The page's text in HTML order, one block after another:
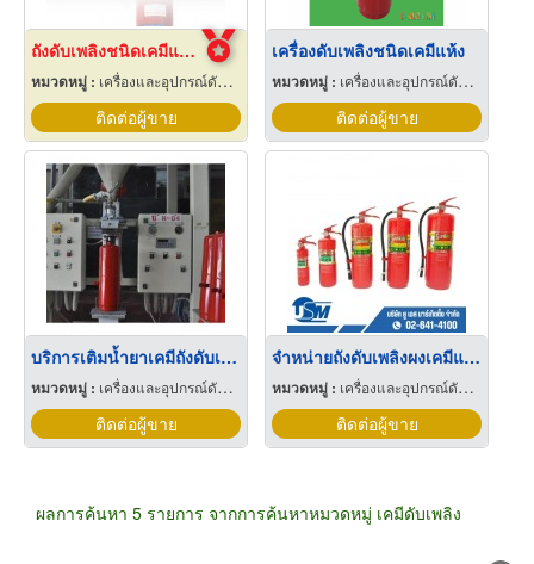
ถังดับเพลิงชนิดเคมีแห้ง สำหรับติดรถยนต์
หมวดหมู่ : เครื่องและอุปกรณ์ดับเพลิง
ติดต่อผู้ขาย
เครื่องดับเพลิงชนิดเคมีแห้ง
หมวดหมู่ : เครื่องและอุปกรณ์ดับเพลิง
ติดต่อผู้ขาย
บริการเติมน้ำยาเคมีถังดับเพลิง
หมวดหมู่ : เครื่องและอุปกรณ์ดับเพลิง
ติดต่อผู้ขาย
จำหน่ายถังดับเพลิงผงเคมีแห้ง
หมวดหมู่ : เครื่องและอุปกรณ์ดับเพลิง
ติดต่อผู้ขาย
ผลการค้นหา 5 รายการ จากการค้นหาหมวดหมู่ เคมีดับเพลิง